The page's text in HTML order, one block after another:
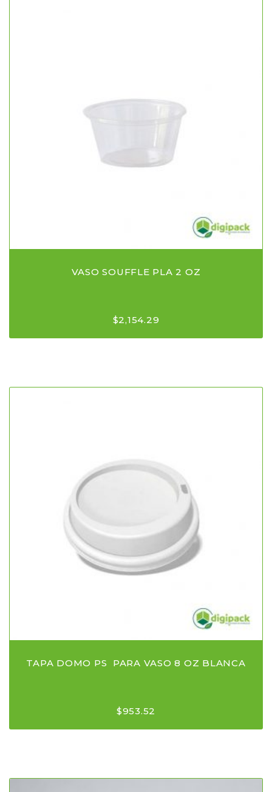
VASO SOUFFLE PLA 2 OZ
$2,154.29
TAPA DOMO PS PARA VASO 8 OZ BLANCA
$953.52